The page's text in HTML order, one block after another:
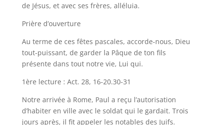
de Jésus, et avec ses frères, alléluia.
Prière d’ouverture
Au terme de ces fêtes pascales, accorde-nous, Dieu
tout-puissant, de garder la Pâque de ton fils
présente dans tout notre vie, Lui qui.
1ère lecture : Act. 28, 16-20.30-31
Notre arrivée à Rome, Paul a reçu l’autorisation
d’habiter en ville avec le soldat qui le gardait. Trois
jours après, il fit appeler les notables des Juifs.